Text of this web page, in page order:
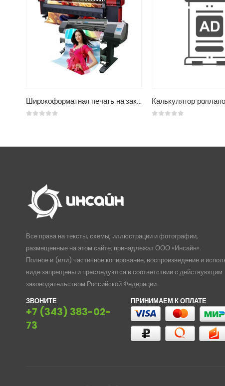
Широкоформатная печать на заказ Калькулятор
Все права на тексты, схемы, иллюстрации и фотографии,
размещенные на этом сайте, принадлежат ООО «Инсайн».
Полное и (или) частичное копирование, воспроизведение и
виде запрещены и преследуются в соответствии с действующим
законодательством Российской Федерации.
ЗВОНИТЕ
+7 (343) 383-02-
73
ПРИНИМАЕМ К ОПЛАТЕ